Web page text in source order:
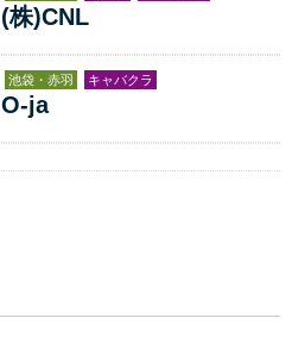
(株)CNL
池袋・赤羽 キャバクラ
O-ja